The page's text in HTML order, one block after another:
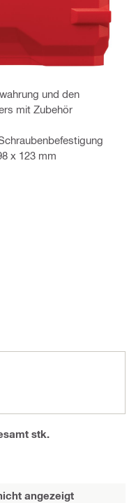
und den
mit Zubehör
x 123 mm
stk.
angezeigt